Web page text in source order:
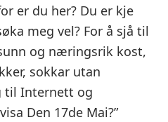
er du her? Du er kje
meg vel? For å sjå til
og næringsrik kost,
sokkar utan
til Internett og
Den 17de Mai?”